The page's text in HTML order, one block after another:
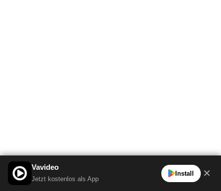
Vavideo
Jetzt kostenlos als App
Install ✕